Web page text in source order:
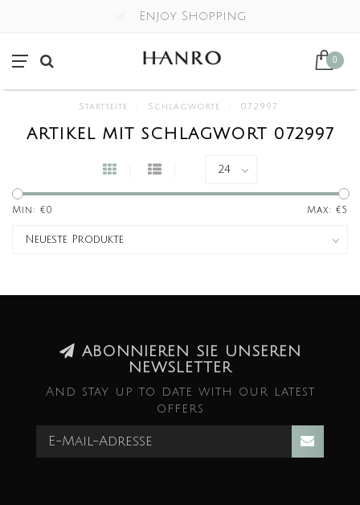
Enjoy Shopping
0
Startseite Schlagworte 072997
ARTIKEL MIT SCHLAGWORT 072997
Min: €0 Max: €5
ABONNIEREN SIE UNSEREN
NEWSLETTER
And stay up to date with our latest
offers